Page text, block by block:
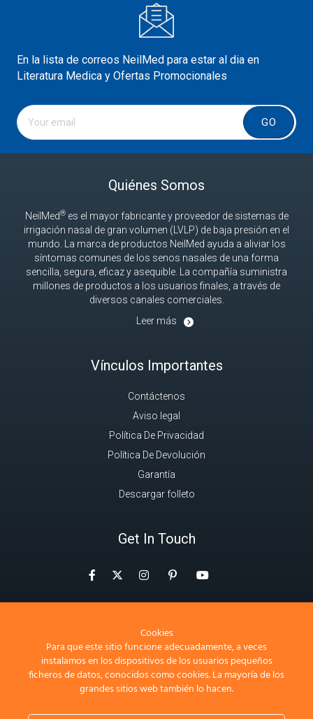
En la lista de correos NeilMed para estar al dia en
Literatura Medica y Ofertas Promocionales
GO
Quiénes Somos
NeilMed®es el mayor fabricante y proveedor de sistemas de
irrigación nasal de gran volumen (LVLP) de baja presión en el
mundo. La marca de productos NeilMed ayuda a aliviar los
síntomas comunes de los senos nasales de una forma
sencilla, segura, eficaz y asequible. La compañía suministra
millones de productos a los usuarios finales, a través de
diversos canales comerciales.
Leer más
Vínculos Importantes
Contáctenos
Aviso legal
Política De Privacidad
Política De Devolución
Garantía
Descargar folleto
Get In Touch
FacebookTwitterInstagramPinterestYouTube
+56 9 5773 4378
NeilMed LatAm Chile SpA
Av. Alonso de Córdova 3827, Of. 801
Vitacura, Santiago, Chile
Cookies
Para que este sitio funcione adecuadamente, a veces
instalamos en los dispositivos de los usuarios pequeños
ficheros de datos, conocidos como cookies. La mayoría de los
grandes sitios web también lo hacen.